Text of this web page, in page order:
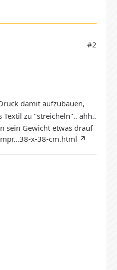
#2
damit aufzubauen,
zu "streicheln".. ahh..
sein Gewicht etwas drauf
x-38-cm.html